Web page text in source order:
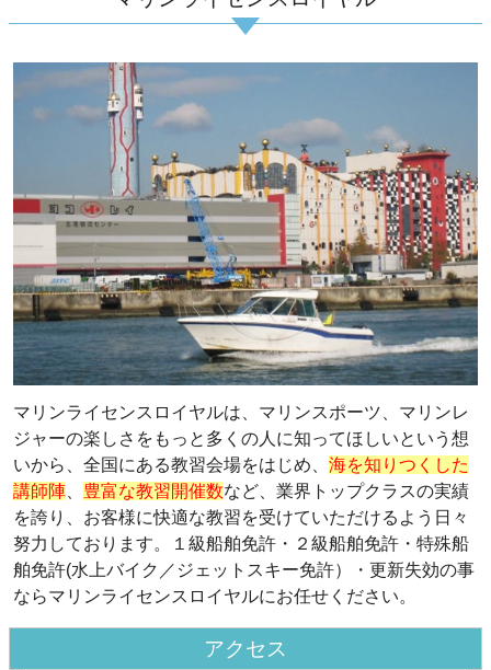
マリンライセンスロイヤルは、マリンスポーツ、マリンレ
ジャーの楽しさをもっと多くの人に知ってほしいという想
いから、全国にある教習会場をはじめ、 海を知りつくした
講師陣
豊富な教習開催数など、業界トップクラスの実績
を誇り、お客様に快適な教習を受けていただけるよう日々
努力しております。１級船舶免許・２級船舶免許・特殊船
舶免許(水上バイク／ジェットスキー免許）・更新失効の事
ならマリンライセンスロイヤルにお任せください。
アクセス